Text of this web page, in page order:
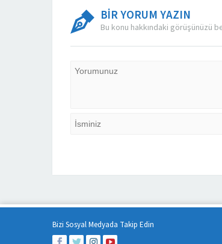
BİR YORUM YAZIN
Bu konu hakkındaki görüşünüzü
Bizi Sosyal Medyada Takip Edin